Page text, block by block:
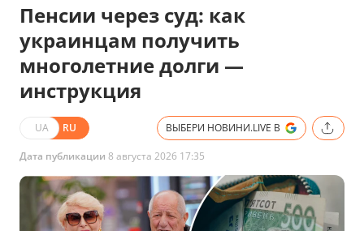
Пенсии через суд: как
украинцам получить
многолетние долги —
инструкция
UA RU ВЫБЕРИ НОВИНИ.LIVE В
Дата публикации 8 августа 2026 17:35